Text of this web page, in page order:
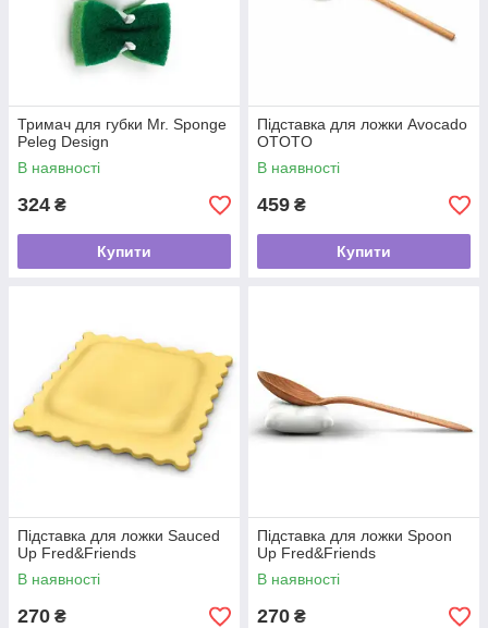
Тримач для губки Mr. Sponge
Peleg Design
В наявності
324 ₴
Купити
Підставка для ложки Avocado
OTOTO
В наявності
459 ₴
Купити
Підставка для ложки Sauced
Up Fred&Friends
В наявності
270 ₴
Підставка для ложки Spoon
Up Fred&Friends
В наявності
270 ₴